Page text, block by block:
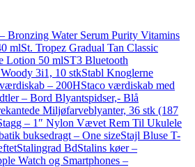
Bronzing Water Serum Purity Vitamins
mlSt. Tropez Gradual Tan Classic
Lotion 50 mlST3 Bluetooth
3i1, 10 stkStabl Knoglerne
– 200HStaco værdiskab med
– Bord Blyantspidser,- Blå
Miljøfarveblyanter, 36 stk (187
– 1″ Nylon Vævet Rem Til Ukulele
buksedragt – One sizeStajl Bluse T-
Stalingrad BdStalins køer –
Watch og Smartphones –